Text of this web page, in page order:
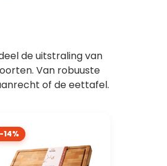
de uitstraling van
Van robuuste
of de eettafel.
-14%
-14%